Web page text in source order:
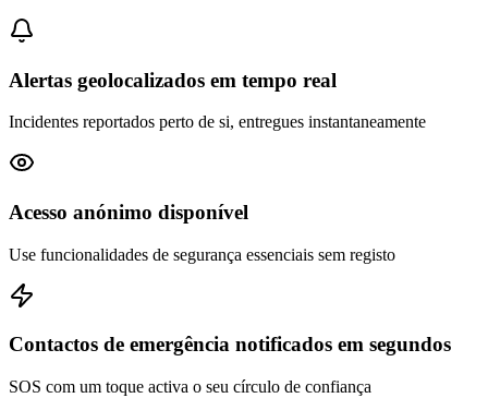
Alertas geolocalizados em tempo real
Incidentes reportados perto de si, entregues instantaneamente
Acesso anónimo disponível
Use funcionalidades de segurança essenciais sem registo
Contactos de emergência notificados em segundos
SOS com um toque activa o seu círculo de confiança